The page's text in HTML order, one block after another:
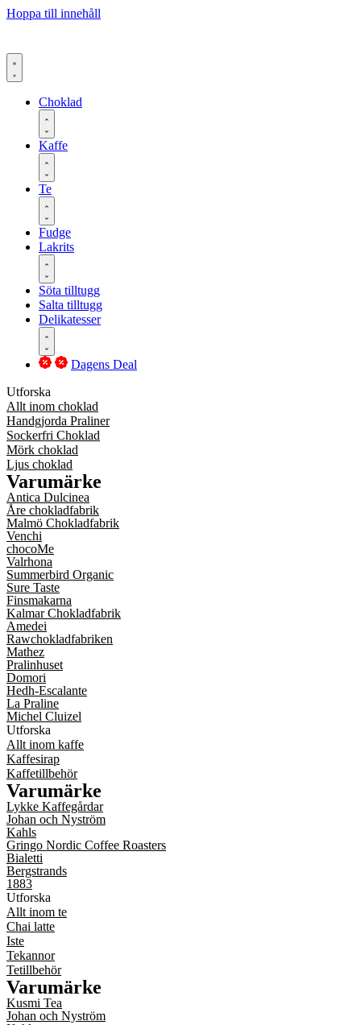
Hoppa till innehåll
Choklad
Kaffe
Te
Fudge
Lakrits
Söta tilltugg
Salta tilltugg
Delikatesser
Dagens Deal
Utforska
Allt inom choklad
Handgjorda Praliner
Sockerfri Choklad
Mörk choklad
Ljus choklad
Varumärke
Antica Dulcinea
Åre chokladfabrik
Malmö Chokladfabrik
Venchi
chocoMe
Valrhona
Summerbird Organic
Sure Taste
Finsmakarna
Kalmar Chokladfabrik
Amedei
Rawchokladfabriken
Mathez
Pralinhuset
Domori
Hedh-Escalante
La Praline
Michel Cluizel
Utforska
Allt inom kaffe
Kaffesirap
Kaffetillbehör
Varumärke
Lykke Kaffegårdar
Johan och Nyström
Kahls
Gringo Nordic Coffee Roasters
Bialetti
Bergstrands
1883
Utforska
Allt inom te
Chai latte
Iste
Tekannor
Tetillbehör
Varumärke
Kusmi Tea
Johan och Nyström